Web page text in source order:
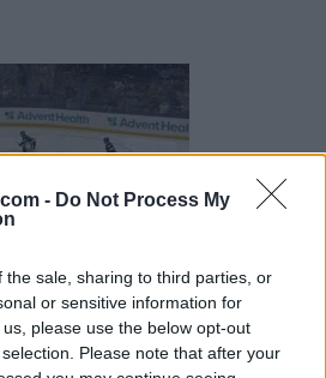
- Do Not Process My
the sale, sharing to third parties, or
or sensitive information for
please use the below opt-out
Please note that after your
välittömästi erän
upeasti Tampa...